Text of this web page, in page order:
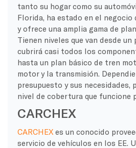
tanto su hogar como su
Florida, ha estado en el negocio
y ofrece una amplia gama de
Tienen niveles que van desde un
cubrirá casi todos los
hasta un plan básico de tren
motor y la transmisión.
presupuesto y sus necesidades,
nivel de cobertura que funcione
CARCHEX
CARCHEXes un conocido
servicio de vehículos en los EE.